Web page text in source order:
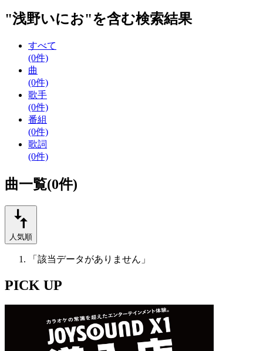
"浅野いにお"を含む検索結果
すべて
(0件)
曲
(0件)
歌手
(0件)
番組
(0件)
歌詞
(0件)
曲一覧(0件)
人気順
「該当データがありません」
PICK UP